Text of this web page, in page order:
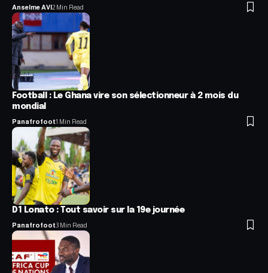
Anselme AVI 2 Min Read
Football : Le Ghana vire son sélectionneur à 2 mois du
mondial
Panafrofoot1 Min Read
D1 Lonato : Tout savoir sur la 19e journée
Panafrofoot3 Min Read